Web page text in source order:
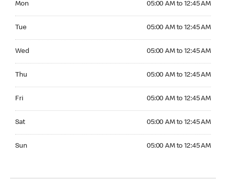
Mon 05:00 AM to 12:45 AM
Tue 05:00 AM to 12:45 AM
Wed 05:00 AM to 12:45 AM
Thu 05:00 AM to 12:45 AM
Fri 05:00 AM to 12:45 AM
Sat 05:00 AM to 12:45 AM
Sun 05:00 AM to 12:45 AM